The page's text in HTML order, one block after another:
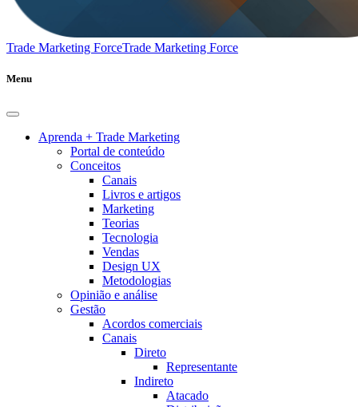
Trade Marketing ForceTrade Marketing Force
Menu
Aprenda + Trade Marketing
Portal de conteúdo
Conceitos
Canais
Livros e artigos
Marketing
Teorias
Tecnologia
Vendas
Design UX
Metodologias
Opinião e análise
Gestão
Acordos comerciais
Canais
Direto
Representante
Indireto
Atacado